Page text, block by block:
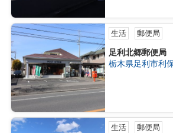
生活 郵便局
足利北郷郵便局
栃木県足利市利
生活 郵便局